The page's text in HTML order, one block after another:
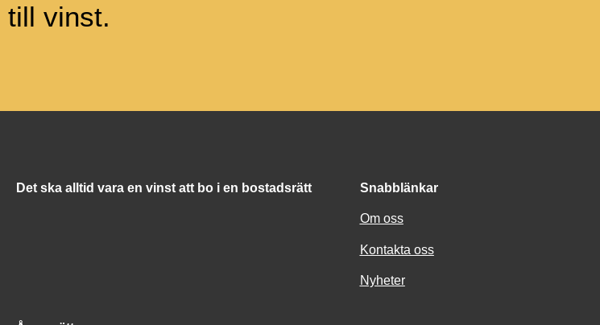
till vinst.
Det ska alltid vara en vinst att bo i en bostadsrätt Snabblänkar
Om oss
Kontakta oss
Nyheter